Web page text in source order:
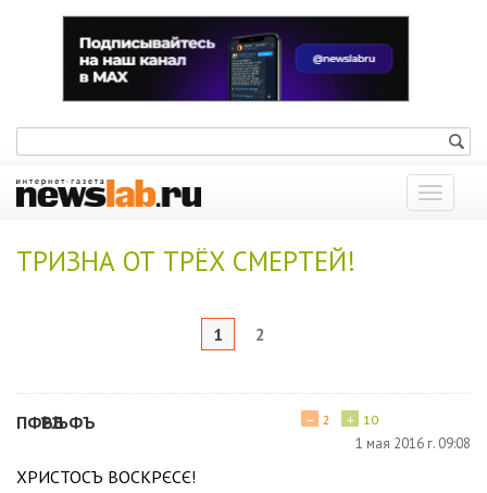
Показать
меню
ТРИЗНА ОТ ТРЁХ СМЕРТЕЙ!
1 2
ПФѢРѢЉФЪ + 10
− 2
1 мая 2016 г. 09:08
ХРИСТОСЪ ВОСКРЄСЄ!